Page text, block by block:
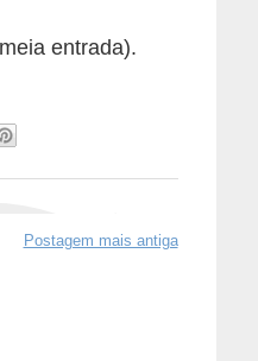
entrada).
Postagem mais antiga